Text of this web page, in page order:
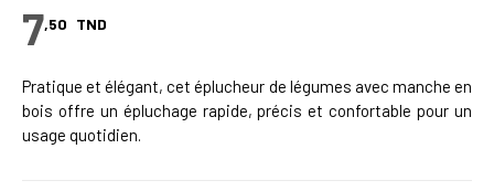
7,50 TND
Pratique et élégant, cet éplucheur de légumes avec manche en
bois offre un épluchage rapide, précis et confortable pour un
usage quotidien.